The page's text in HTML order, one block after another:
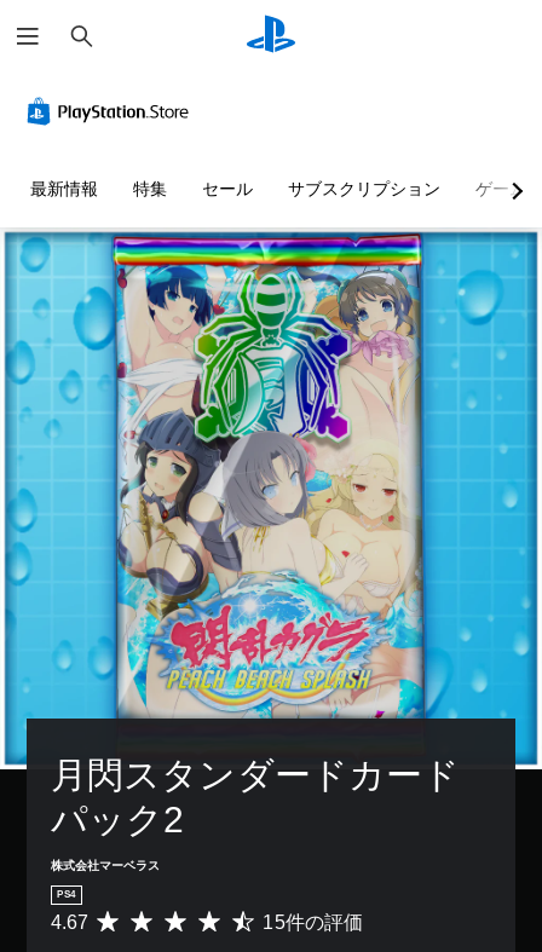
索
最新情報 特集 セール サブスクリプション ゲーム
月閃スタンダードカード
パック2
株式会社マーベラス
PS4
評
4.67 15件の評価